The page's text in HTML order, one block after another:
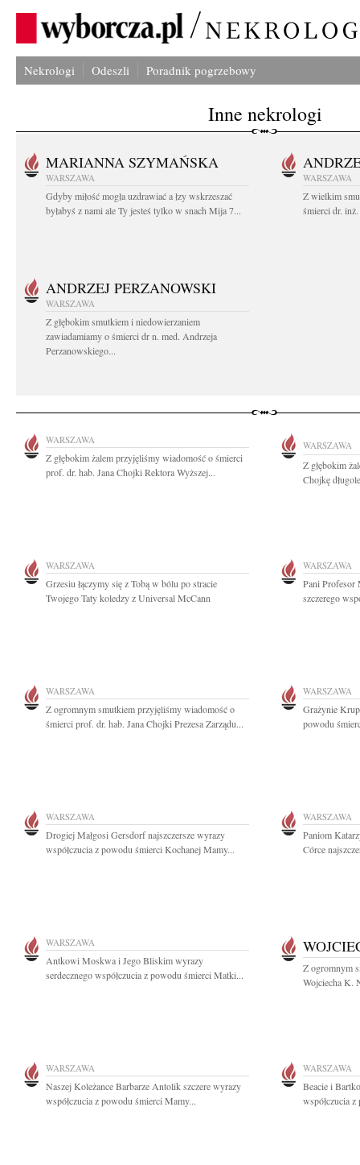
Nekrologi Odeszli Poradnik pogrzebowy
Inne nekrologi
MARIANNA SZYMAŃSKA
WARSZAWA
Gdyby miłość mogła uzdrawiać a łzy wskrzeszać
byłabyś z nami ale Ty jesteś tylko w snach Mija 7...
WARSZAWA
Z wielkim
śmierci dr.
ANDRZEJ PERZANOWSKI
WARSZAWA
Z głębokim smutkiem i niedowierzaniem
zawiadamiamy o śmierci dr n. med. Andrzeja
Perzanowskiego...
WARSZAWA
Z głębokim żalem przyjęliśmy wiadomość o śmierci
prof. dr. hab. Jana Chojki Rektora Wyższej...
WARSZAWA
Z głębokim
Chojkę
WARSZAWA
Grzesiu łączymy się z Tobą w bólu po stracie
Twojego Taty koledzy z Universal McCann
WARSZAWA
Pani Profesor
szczerego
WARSZAWA
Z ogromnym smutkiem przyjęliśmy wiadomość o
śmierci prof. dr. hab. Jana Chojki Prezesa Zarządu...
WARSZAWA
Grażynie
powodu
WARSZAWA
Drogiej Małgosi Gersdorf najszczersze wyrazy
współczucia z powodu śmierci Kochanej Mamy...
WARSZAWA
Paniom
Córce
WARSZAWA
Antkowi Moskwa i Jego Bliskim wyrazy
serdecznego współczucia z powodu śmierci Matki...
Z ogromnym
Wojciecha K.
WARSZAWA
Naszej Koleżance Barbarze Antolik szczere wyrazy
współczucia z powodu śmierci Mamy...
WARSZAWA
Beacie i
współczucia